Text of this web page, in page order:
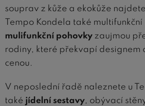
souprav z kůže a ekokůže
Tempo Kondela také
mulifunkční pohovky zaujmou
rodiny, které překvapí designem
cenou.
V neposlední řadě naleznete u
také jídelní sestavy, obývací